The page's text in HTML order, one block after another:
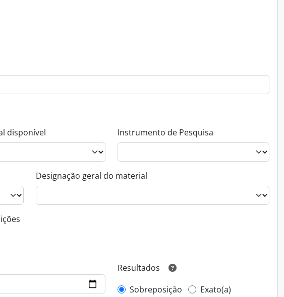
disponível Instrumento de Pesquisa
Designação geral do material
Resultados
Sobreposição
Exato(a)